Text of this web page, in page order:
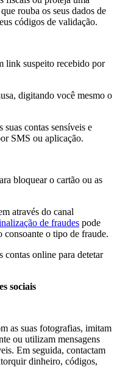
rouba os seus dados de
códigos de validação.
link suspeito recebido por
digitando você mesmo o
contas sensíveis e
SMS ou aplicação.
bloquear o cartão ou as
através do canal
de fraudes pode
o tipo de fraude.
contas online para detetar
sociais
as suas fotografias, imitam
ou utilizam mensagens
Em seguida, contactam
dinheiro, códigos,